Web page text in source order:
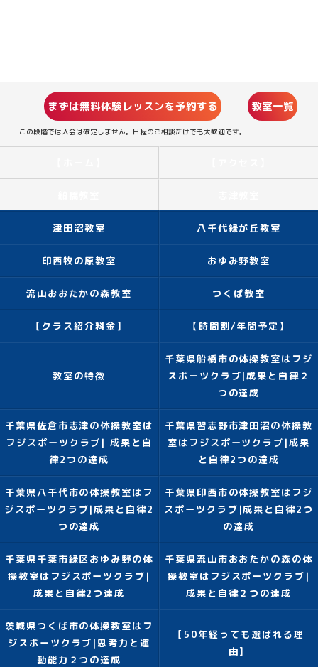
まずは無料体験レッスンを予約する
この段階では入会は確定しません。日程のご相談だけでも大歓迎です。
教室一覧
津田沼教室 八千代緑が丘教室
印西牧の原教室 おゆみ野教室
流山おおたかの森教室 つくば教室
【クラス紹介料金】 【時間割/年間予定】
教室の特徴
千葉県船橋市の体操教室はフジ
スポーツクラブ|成果と自律２
つの達成
千葉県佐倉市志津の体操教室は
フジスポーツクラブ| 成果と自
律2つの達成
千葉県習志野市津田沼の体操教
室はフジスポーツクラブ|成果
と自律2つの達成
千葉県八千代市の体操教室はフ
ジスポーツクラブ|成果と自律2
つの達成
千葉県印西市の体操教室はフジ
スポーツクラブ|成果と自律2つ
の達成
千葉県千葉市緑区おゆみ野の体
操教室はフジスポーツクラブ|
成果と自律2つ達成
千葉県流山市おおたかの森の体
操教室はフジスポーツクラブ|
成果と自律２つの達成
茨城県つくば市の体操教室はフ
ジスポーツクラブ|思考力と運
動能力２つの達成
【50年経っても選ばれる理
由】